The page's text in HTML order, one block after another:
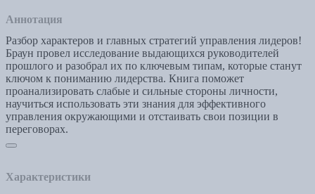
Аннотация
Разбор характеров и главных стратегий управления лидеров!
Браун провел исследование выдающихся руководителей
прошлого и разобрал их по ключевым типам, которые станут
ключом к пониманию лидерства. Книга поможет
проанализировать слабые и сильные стороны личности,
научиться использовать эти знания для эффективного
управления окружающими и отстаивать свои позиции в
переговорах.
Характеристики